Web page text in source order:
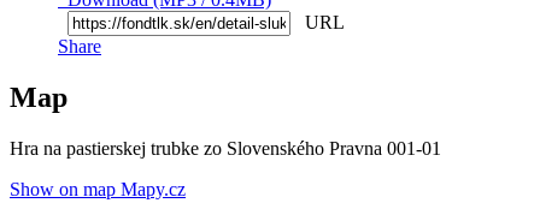
URL
Share
Map
Hra na pastierskej trubke zo Slovenského Pravna 001-01
Show on map Mapy.cz